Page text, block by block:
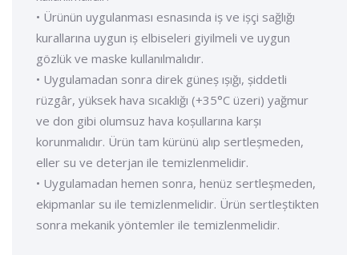
• Ürünün uygulanması esnasında iș ve ișçi sağlığı
kurallarına uygun iș elbiseleri giyilmeli ve uygun
gözlük ve maske kullanılmalıdır.
• Uygulamadan sonra direk güneș ıșığı, șiddetli
rüzgâr, yüksek hava sıcaklığı (+35°C üzeri) yağmur
ve don gibi olumsuz hava koșullarına karșı
korunmalıdır. Ürün tam kürünü alıp sertleșmeden,
eller su ve deterjan ile temizlenmelidir.
• Uygulamadan hemen sonra, henüz sertleșmeden,
ekipmanlar su ile temizlenmelidir. Ürün sertleștikten
sonra mekanik yöntemler ile temizlenmelidir.